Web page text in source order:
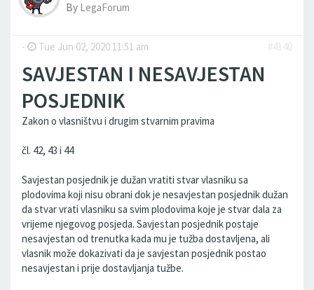
By LegaForum
- Tue Jun 02, 2020 11:51 am #4140
SAVJESTAN I NESAVJESTAN
POSJEDNIK
Zakon o vlasništvu i drugim stvarnim pravima
čl. 42, 43 i 44
Savjestan posjednik je dužan vratiti stvar vlasniku sa
plodovima koji nisu obrani dok je nesavjestan posjednik dužan
da stvar vrati vlasniku sa svim plodovima koje je stvar dala za
vrijeme njegovog posjeda. Savjestan posjednik postaje
nesavjestan od trenutka kada mu je tužba dostavljena, ali
vlasnik može dokazivati da je savjestan posjednik postao
nesavjestan i prije dostavljanja tužbe.